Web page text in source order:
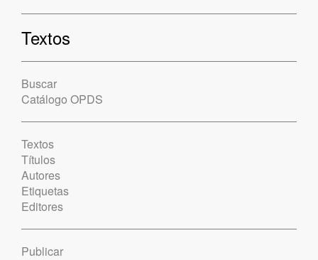
Textos
Buscar
Catálogo OPDS
Textos
Títulos
Autores
Etiquetas
Editores
Publicar